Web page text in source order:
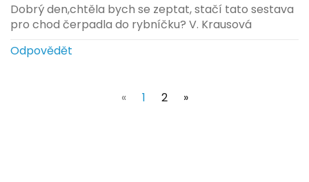
Dobrý den,chtěla bych se zeptat, stačí tato sestava
pro chod čerpadla do rybníčku? V. Krausová
Odpovědět
« 1(current)
2 »